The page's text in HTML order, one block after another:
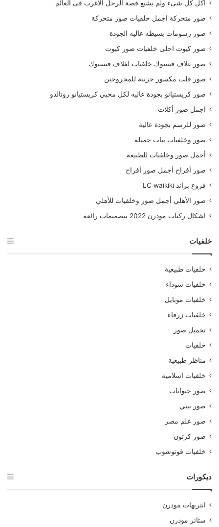
أكل كل شىء ولم يشبع قصة الرجل الاغرب فى العالم
صور متحركة اجمل خلفيات صور متحركة
صور رسومات بسيطه عاليه الجودة
صور كيوت احلى خلفيات صور كيوت
صور غلاف فيسوك خلفيات لغلاف فيسبوك
صور قلب مكسور حزينة للمجروحين
صور كريستيانو بجودة عاليه لكل محبي كريستيانو رونالدو
اجمل صور أكلات
صور للرسم بجودة عالية
صور وخلفيات بنات جميلة
أجمل صور وخلفيات للطبيعة
صور أفراح أجمل صور أفراح
فروع براند LC waikiki
صور الأهلي أجمل صور وخلفيات للأهلي
اشكال ركنات مودرن 2022 بتصميمات رائعة
خلفيات
خلفيات طبيعية
خلفيات سوداء
خلفيات موبايل
خلفيات زرقاء
تحميل صور
خلفيات
مناظر طبيعية
خلفيات اسلامية
صور حيوانات
صور بيبي
صور علم مصر
صور كرتون
خلفيات فوتوشوب
ديكورات
انتريهات مودرن
ستائر مودرن